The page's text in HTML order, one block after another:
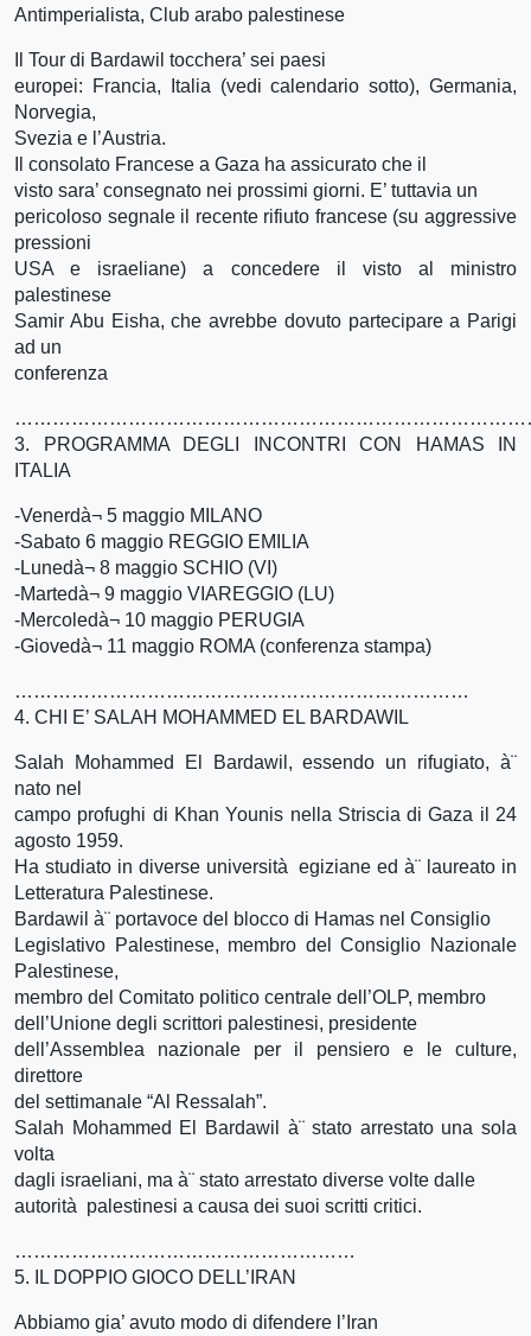
Antimperialista, Club arabo palestinese
Il Tour di Bardawil tocchera’ sei paesi
europei: Francia, Italia (vedi calendario sotto), Germania,
Norvegia,
Svezia e l’Austria.
Il consolato Francese a Gaza ha assicurato che il
visto sara’ consegnato nei prossimi giorni. E’ tuttavia un
pericoloso segnale il recente rifiuto francese (su aggressive
pressioni
USA e israeliane) a concedere il visto al ministro
palestinese
Samir Abu Eisha, che avrebbe dovuto partecipare a Parigi
ad un
conferenza
3. PROGRAMMA DEGLI INCONTRI CON HAMAS IN
ITALIA
-Venerdà¬ 5 maggio MILANO
-Sabato 6 maggio REGGIO EMILIA
-Lunedà¬ 8 maggio SCHIO (VI)
-Martedà¬ 9 maggio VIAREGGIO (LU)
-Mercoledà¬ 10 maggio PERUGIA
-Giovedà¬ 11 maggio ROMA (conferenza stampa)
………………………………………………………………
4. CHI E’ SALAH MOHAMMED EL BARDAWIL
Salah Mohammed El Bardawil, essendo un rifugiato, à¨
nato nel
campo profughi di Khan Younis nella Striscia di Gaza il 24
agosto 1959.
Ha studiato in diverse università egiziane ed à¨ laureato in
Letteratura Palestinese.
Bardawil à¨ portavoce del blocco di Hamas nel Consiglio
Legislativo Palestinese, membro del Consiglio Nazionale
Palestinese,
membro del Comitato politico centrale dell’OLP, membro
dell’Unione degli scrittori palestinesi, presidente
dell’Assemblea nazionale per il pensiero e le culture,
direttore
del settimanale “Al Ressalah”.
Salah Mohammed El Bardawil à¨ stato arrestato una sola
volta
dagli israeliani, ma à¨ stato arrestato diverse volte dalle
autorità palestinesi a causa dei suoi scritti critici.
………………………………………………
5. IL DOPPIO GIOCO DELL’IRAN
Abbiamo gia’ avuto modo di difendere l’Iran